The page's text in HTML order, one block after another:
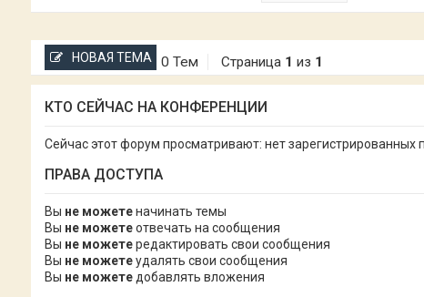
НОВАЯ ТЕМА 0 Тем Страница 1 из 1
КТО СЕЙЧАС НА КОНФЕРЕНЦИИ
Сейчас этот форум просматривают: нет зарегистрированных
ПРАВА ДОСТУПА
Вы не можетеначинать темы
Вы не можетеотвечать на сообщения
Вы не можетередактировать свои сообщения
Вы не можетеудалять свои сообщения
Вы не можетедобавлять вложения